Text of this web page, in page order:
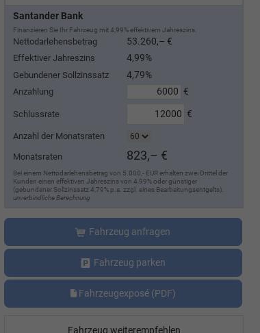
Santander Bank
Finanzieren Sie Ihr Fahrzeug mit 4,99% effektivem Jahreszins.
Nettodarlehensbetrag 53.260,– €
Effektiver Jahreszins 4,99%
Gebundener Sollzinssatz 4,79%
Anzahlung €
Schlussrate €
Anzahl der Monatsraten
Monatsraten
823,– €
Bei einem Nettodarlehensbetrag von 5.000,- EUR erhalten zwei Drittel der
Kunden einen effektiven Jahreszins von 4,99% oder günstiger
(gebundener Sollzinssatz 4,79% p.a. zzgl. eines Bearbeitungsentgelts).
unverbindliche Berechnung
Fahrzeug anfragen
Fahrzeug parken
Fahrzeugexposé (PDF)